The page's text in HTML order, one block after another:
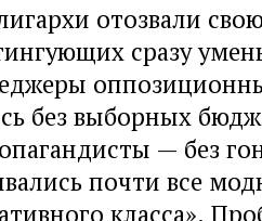
отозвали
сразу
без выборных
— без
почти все
класса».